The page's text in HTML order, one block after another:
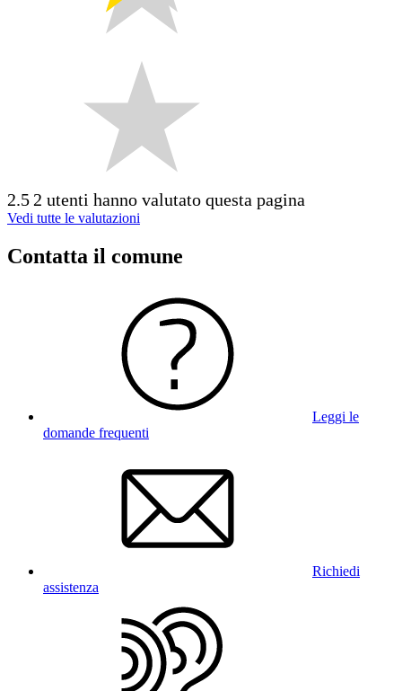
2.52 utenti hanno valutato questa pagina
Vedi tutte le valutazioni
Contatta il comune
Leggi le
domande frequenti
Richiedi
assistenza